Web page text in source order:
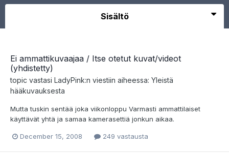
Sisältö
Ei ammattikuvaajaa / Itse otetut kuvat/videot
(yhdistetty)
topic vastasi LadyPink:n viestiin aiheessa: Yleistä
hääkuvauksesta
Mutta tuskin sentää joka viikonloppu Varmasti ammattilaiset
käyttävät yhtä ja samaa kamerasettiä jonkun aikaa.
December 15, 2008 249 vastausta